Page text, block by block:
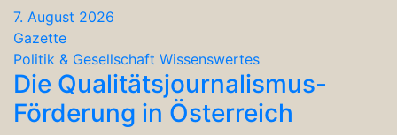
7. August 2026
Gazette
Politik & Gesellschaft Wissenswertes
Die Qualitätsjournalismus-
Förderung in Österreich